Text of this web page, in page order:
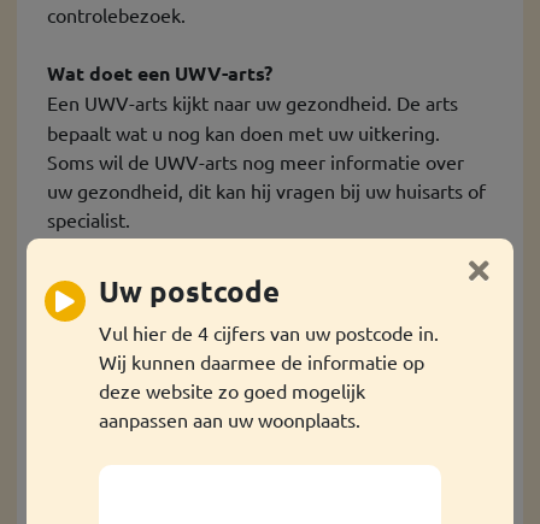
controlebezoek.
Wat doet een UWV-arts?
Een UWV-arts kijkt naar uw gezondheid. De arts
bepaalt wat u nog kan doen met uw uitkering.
Soms wil de UWV-arts nog meer informatie over
uw gezondheid, dit kan hij vragen bij uw huisarts of
specialist.
delen als u dat goedt vindt.
Als u wilt dat de UWV-arts contact opneemt met uw
huisarts kunt u dat in het gesprek zeggen
Wilt u meer informatie over
Uw postcode
Vul hier de 4 cijfers van uw postcode in.
Wij kunnen daarmee de informatie op
deze website zo goed mogelijk
aanpassen aan uw woonplaats.